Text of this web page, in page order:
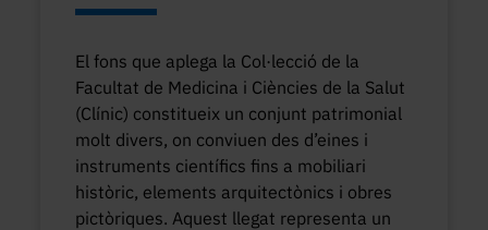
El fons que aplega la Col·lecció de la
Facultat de Medicina i Ciències de la Salut
(Clínic) constitueix un conjunt patrimonial
molt divers, on conviuen des d’eines i
instruments científics fins a mobiliari
històric, elements arquitectònics i obres
pictòriques. Aquest llegat representa un